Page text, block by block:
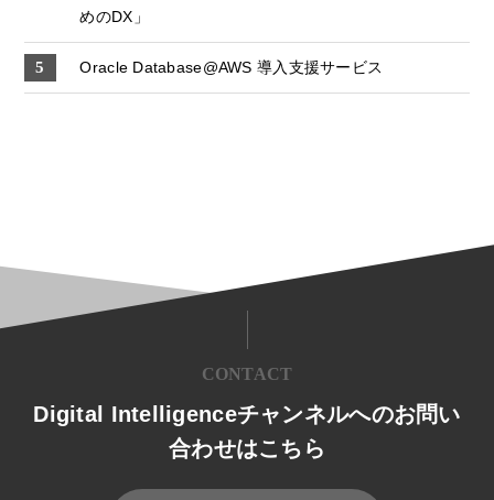
めのDX」
Oracle Database@AWS 導入支援サービス
CONTACT
Digital Intelligenceチャンネルへのお問い
合わせはこちら